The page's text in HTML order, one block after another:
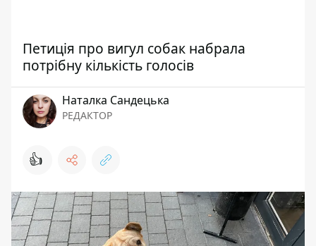
Петиція про вигул собак набрала
потрібну кількість голосів
Наталка Сандецька
РЕДАКТОР
👍